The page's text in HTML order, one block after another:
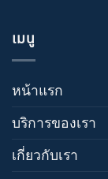
เมนู
หน้าแรก
บริการของเรา
เกี่ยวกับเรา